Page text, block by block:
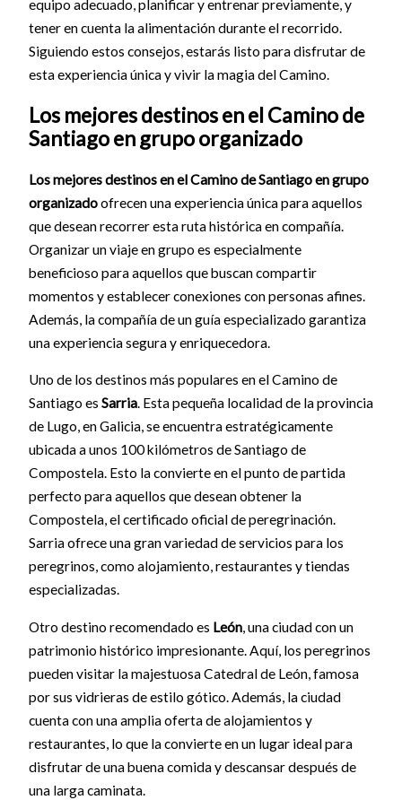
equipo adecuado, planificar y entrenar previamente, y
tener en cuenta la alimentación durante el recorrido.
Siguiendo estos consejos, estarás listo para disfrutar de
esta experiencia única y vivir la magia del Camino.
Los mejores destinos en el Camino de
Santiago en grupo organizado
Los mejores destinos en el Camino de Santiago en grupo
organizadoofrecen una experiencia única para aquellos
que desean recorrer esta ruta histórica en compañía.
Organizar un viaje en grupo es especialmente
beneficioso para aquellos que buscan compartir
momentos y establecer conexiones con personas afines.
Además, la compañía de un guía especializado garantiza
una experiencia segura y enriquecedora.
Uno de los destinos más populares en el Camino de
Santiago es Sarria. Esta pequeña localidad de la provincia
de Lugo, en Galicia, se encuentra estratégicamente
ubicada a unos 100 kilómetros de Santiago de
Compostela. Esto la convierte en el punto de partida
perfecto para aquellos que desean obtener la
Compostela, el certificado oficial de peregrinación.
Sarria ofrece una gran variedad de servicios para los
peregrinos, como alojamiento, restaurantes y tiendas
especializadas.
Otro destino recomendado es León, una ciudad con un
patrimonio histórico impresionante. Aquí, los peregrinos
pueden visitar la majestuosa Catedral de León, famosa
por sus vidrieras de estilo gótico. Además, la ciudad
cuenta con una amplia oferta de alojamientos y
restaurantes, lo que la convierte en un lugar ideal para
disfrutar de una buena comida y descansar después de
una larga caminata.